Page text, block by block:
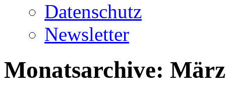
Datenschutz
Newsletter
Monatsarchive: